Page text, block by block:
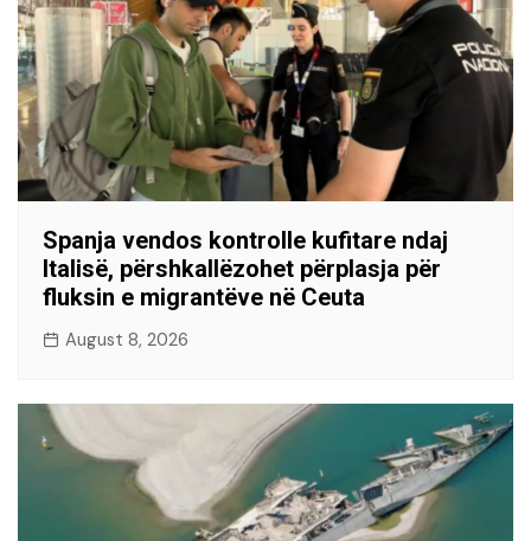
Spanja vendos kontrolle kufitare ndaj
Italisë, përshkallëzohet përplasja për
fluksin e migrantëve në Ceuta
August 8, 2026